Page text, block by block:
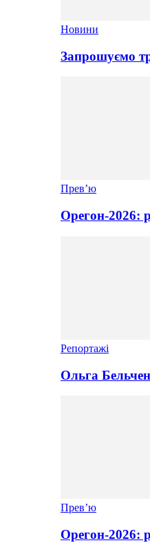
Новини
Запрошуємо
Прев’ю
Орегон-2026:
Репортажі
Ольга
Прев’ю
Орегон-2026: